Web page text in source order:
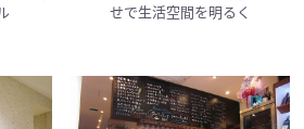
せで生活空間を明るく